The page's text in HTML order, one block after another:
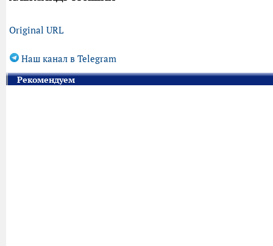
Original URL
Наш канал в Telegram
Рекомендуем